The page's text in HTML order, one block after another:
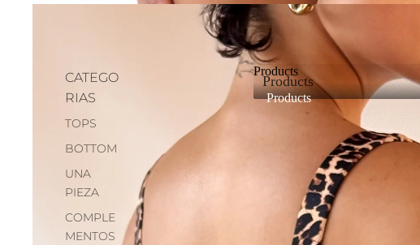
CATEGO
RIAS
TOPS
BOTTOM
UNA
PIEZA
COMPLE
MENTOS
Products
Products
Products